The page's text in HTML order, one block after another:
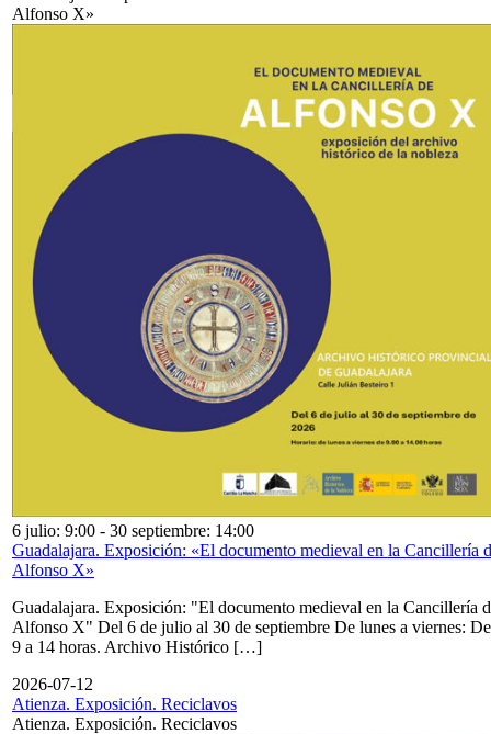
Alfonso X»
6 julio: 9:00 - 30 septiembre: 14:00
Guadalajara. Exposición: «El documento medieval en la Cancillería
Alfonso X»
Guadalajara. Exposición: "El documento medieval en la Cancillería
Alfonso X" Del 6 de julio al 30 de septiembre De lunes a viernes: De
9 a 14 horas. Archivo Histórico […]
2026-07-12
Atienza. Exposición. Reciclavos
Atienza. Exposición. Reciclavos